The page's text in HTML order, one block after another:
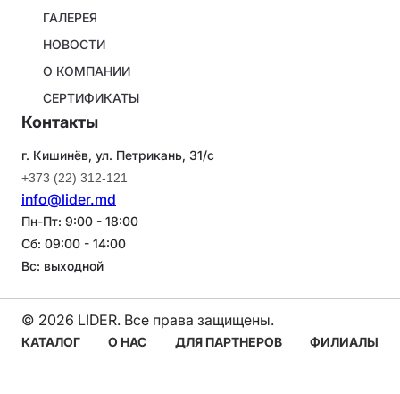
ГАЛЕРЕЯ
НОВОСТИ
О КОМПАНИИ
СЕРТИФИКАТЫ
Контакты
г. Кишинёв, ул. Петрикань, 31/с
+373 (22) 312-121
info@lider.md
Пн-Пт: 9:00 - 18:00
Сб: 09:00 - 14:00
Вс: выходной
© 2026 LIDER. Все права защищены.
Navigare
КАТАЛОГ О НАС ДЛЯ ПАРТНЕРОВ ФИЛИАЛЫ